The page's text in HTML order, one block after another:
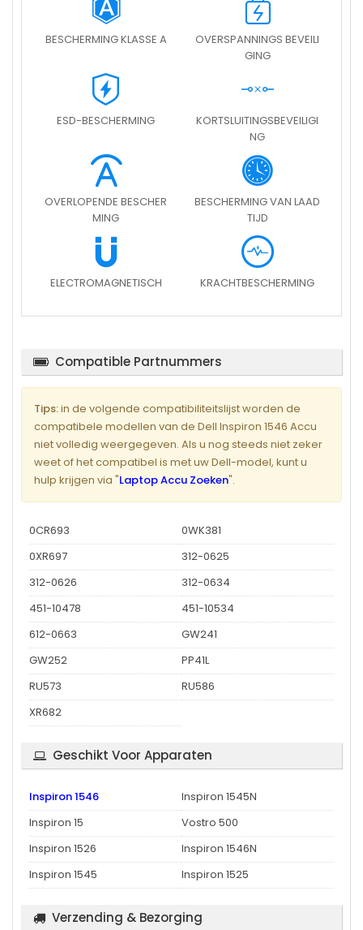
BESCHERMING KLASSE A
OVERSPANNINGS BEVEILI
GING
ESD-BESCHERMING
KORTSLUITINGSBEVEILIGI
NG
OVERLOPENDE BESCHER
MING
BESCHERMING VAN LAAD
TIJD
ELECTROMAGNETISCH KRACHTBESCHERMING
Compatible Partnummers
Tips:in de volgende compatibiliteitslijst worden de
compatibele modellen van de Dell Inspiron 1546 Accu
niet volledig weergegeven. Als u nog steeds niet zeker
weet of het compatibel is met uw Dell-model, kunt u
hulp krijgen via "Laptop Accu Zoeken".
0CR693
0WK381
0XR697
312-0625
312-0626
312-0634
451-10478
451-10534
612-0663
GW241
GW252
PP41L
RU573
RU586
XR682
Geschikt Voor Apparaten
Inspiron 1546
Inspiron 1545N
Inspiron 15
Vostro 500
Inspiron 1526
Inspiron 1546N
Inspiron 1545
Inspiron 1525
Verzending & Bezorging